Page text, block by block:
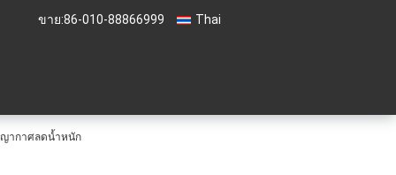
Thai
ขาย:86-010-88866999
ญากาศลดน้ำหนัก